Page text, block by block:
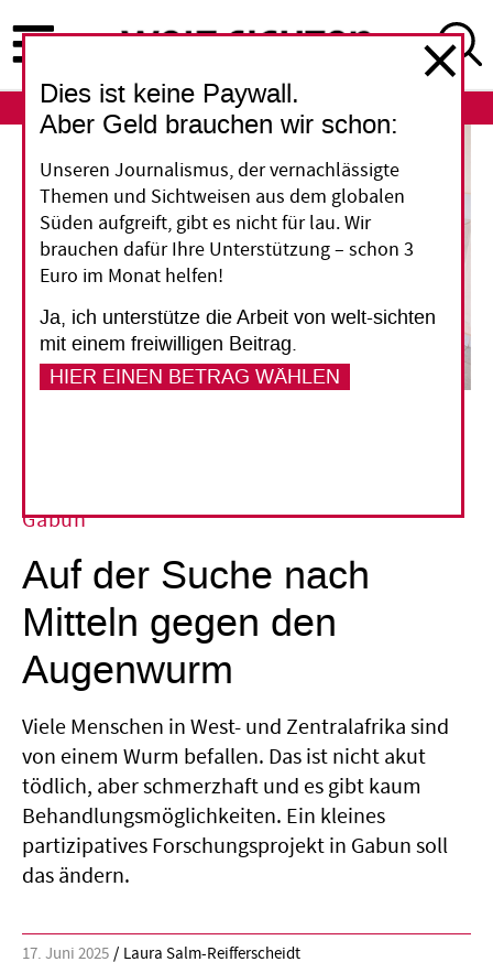
zum
Inhalt
ABO
Gabun
Auf der Suche nach
Mitteln gegen den
Augenwurm
Viele Menschen in West- und Zentralafrika sind
von einem Wurm befallen. Das ist nicht akut
tödlich, aber schmerzhaft und es gibt kaum
Behandlungsmöglichkeiten. Ein kleines
partizipatives Forschungsprojekt in Gabun soll
das ändern.
17. Juni 2025 Laura Salm-Reifferscheidt
Dies ist keine Paywall.
Aber Geld brauchen wir schon:
Unseren Journalismus, der vernachlässigte
Themen und Sichtweisen aus dem globalen
Süden aufgreift, gibt es nicht für lau. Wir
brauchen dafür Ihre Unterstützung – schon 3
Euro im Monat helfen!
Ja, ich unterstütze die Arbeit von welt-sichten
mit einem freiwilligen Beitrag.
HIER EINEN BETRAG WÄHLEN